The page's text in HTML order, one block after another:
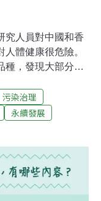
究人員對中國和香
體健康很危險。
種，發現大部分樣
Barcia）說：「結
的安全標準的6
解，目前所知，
礙。海洋學家查
超標不僅危害健
規定，任何售賣危
。
污染治理
永續發展